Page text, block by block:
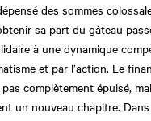
des sommes
sa part du gâteau
à une dynamique
et par l’action. Le
complètement épuisé,
un nouveau chapitre.